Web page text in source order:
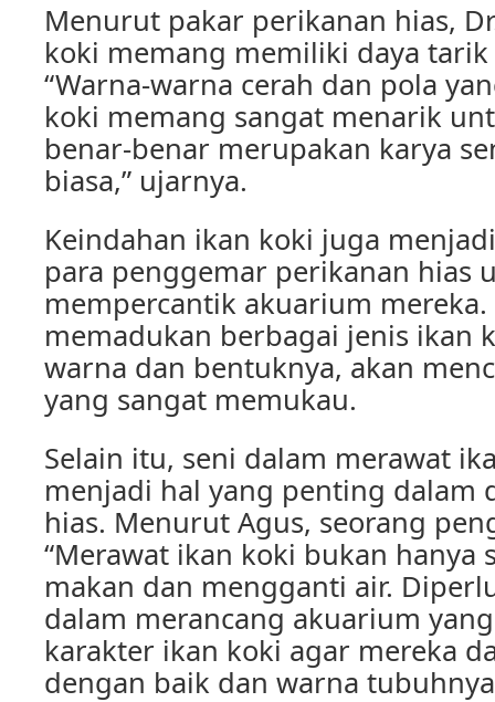
Menurut pakar perikanan hias,
koki memang memiliki daya
“Warna-warna cerah dan pola
koki memang sangat menarik
benar-benar merupakan karya
biasa,” ujarnya.
Keindahan ikan koki juga
para penggemar perikanan hias
mempercantik akuarium
memadukan berbagai jenis ikan
warna dan bentuknya, akan
yang sangat memukau.
Selain itu, seni dalam merawat
menjadi hal yang penting dalam
hias. Menurut Agus, seorang
“Merawat ikan koki bukan hanya
makan dan mengganti air.
dalam merancang akuarium
karakter ikan koki agar mereka
dengan baik dan warna